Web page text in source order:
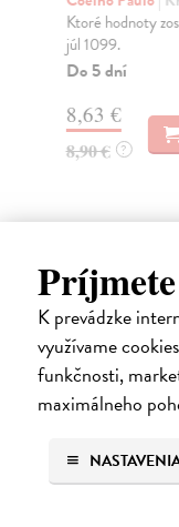
Príjmete
K prevádzke
využívame
funkčnosti,
maximálneho
Ktoré hodnoty
júl 1099.
Do 5 dní
8,63 €
8,90 € ?
Ďalšie z